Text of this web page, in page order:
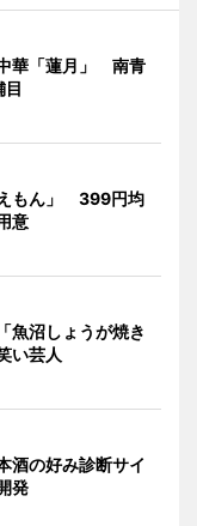
華「蓮月」 南青
目
もん」 399円均
意
魚沼しょうが焼き
い芸人
酒の好み診断サイ
発